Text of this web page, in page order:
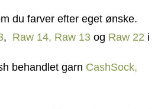
du farver efter eget ønske.
, Raw 14, Raw 13 og Raw 22 i
behandlet garn CashSock,